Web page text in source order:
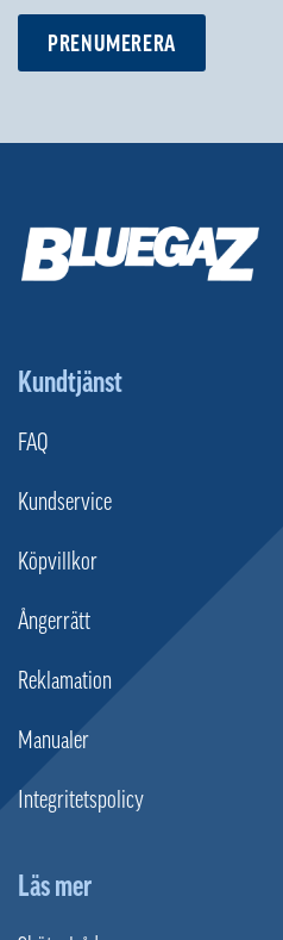
PRENUMERERA
Kundtjänst
FAQ
Kundservice
Köpvillkor
Ångerrätt
Reklamation
Manualer
Integritetspolicy
Läs mer